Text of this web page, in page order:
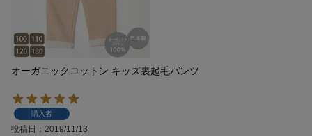
オーガニックコットン キッズ裏起毛パンツ
購入者
投稿日 2019/11/13